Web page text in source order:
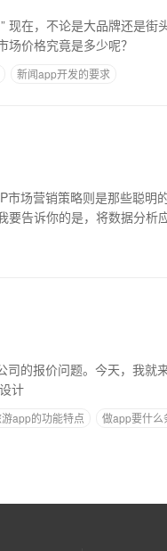
现在，不论是大品牌还是街
价格究竟是多少呢？
新闻app开发的要求
场营销策略则是那些聪明
告诉你的是，将数据分析
的报价问题。今天，我就
设计
app的功能特点
做app要什么